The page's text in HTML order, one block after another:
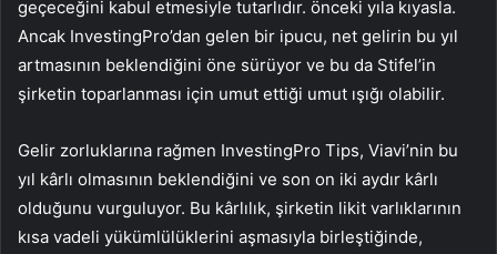
geçeceğini kabul etmesiyle tutarlıdır. önceki yıla kıyasla.
Ancak InvestingPro’dan gelen bir ipucu, net gelirin bu yıl
artmasının beklendiğini öne sürüyor ve bu da Stifel’in
şirketin toparlanması için umut ettiği umut ışığı olabilir.
Gelir zorluklarına rağmen InvestingPro Tips, Viavi’nin bu
yıl kârlı olmasının beklendiğini ve son on iki aydır kârlı
olduğunu vurguluyor. Bu kârlılık, şirketin likit varlıklarının
kısa vadeli yükümlülüklerini aşmasıyla birleştiğinde,